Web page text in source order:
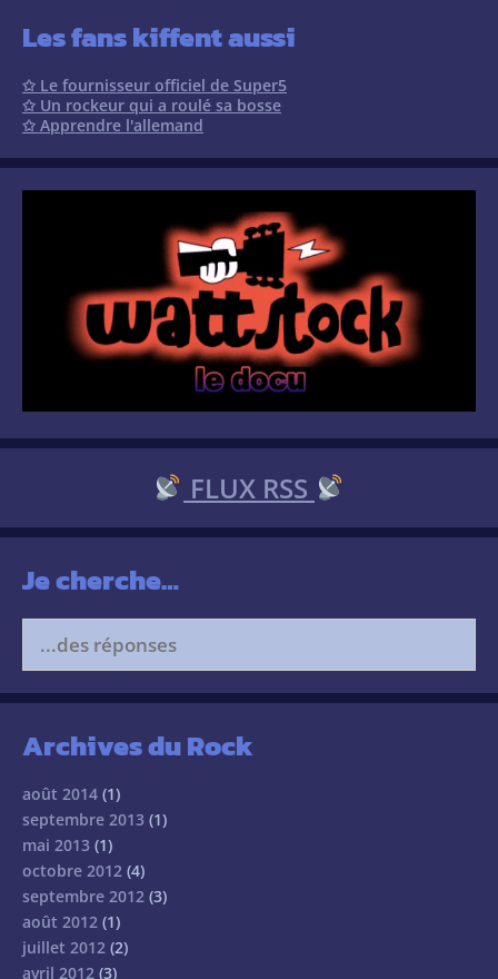
Les fans kiffent aussi
✩ Le fournisseur officiel de Super5
✩ Un rockeur qui a roulé sa bosse
✩ Apprendre l'allemand
FLUX RSS
Je cherche…
Search
for:
Archives du Rock
août 2014 (1)
septembre 2013 (1)
mai 2013 (1)
octobre 2012 (4)
septembre 2012 (3)
août 2012 (1)
juillet 2012 (2)
avril 2012 (3)